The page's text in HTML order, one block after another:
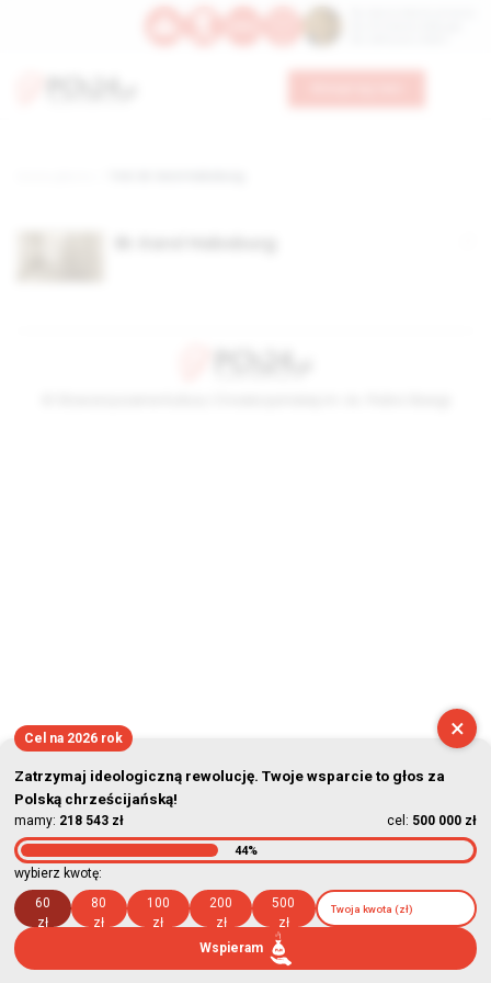
×
Cel na 2026 rok
Zatrzymaj ideologiczną rewolucję. Twoje wsparcie to głos za
Polską chrześcijańską!
mamy: 218 543 zł cel: 500 000 zł
44%
wybierz kwotę:
60
zł
80
zł
100
zł
200
zł
500
zł
Wspieram